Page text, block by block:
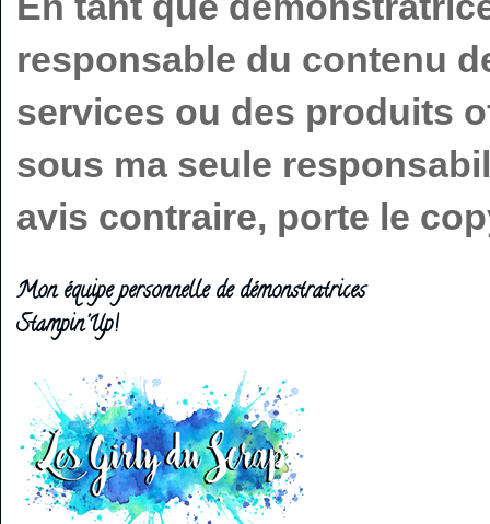
responsable du contenu
services ou des produits
sous ma seule
avis contraire, porte le
Mon équipe personnelle de démonstratrices
Stampin'Up!